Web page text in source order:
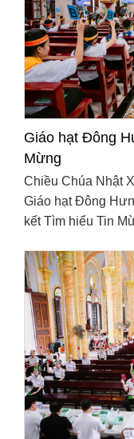
Giáo hạt Đông
Mừng
Chiều Chúa Nhật
Giáo hạt Đông
kết Tìm hiểu Tin